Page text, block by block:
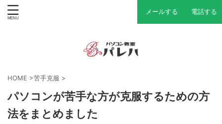
メールする 電話する
HOME >苦手克服 >
パソコンが苦手な方が克服するための方
法をまとめました